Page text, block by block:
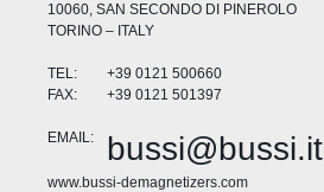
10060, SAN SECONDO DI PINEROLO
TORINO – ITALY
TEL:
+39 0121 500660
FAX:
+39 0121 501397
EMAIL: bussi@bussi.it
www.bussi-demagnetizers.com